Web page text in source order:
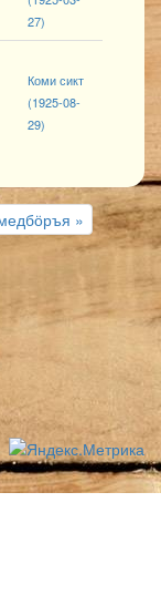
27)
Коми сикт
(1925-08-
29)
»